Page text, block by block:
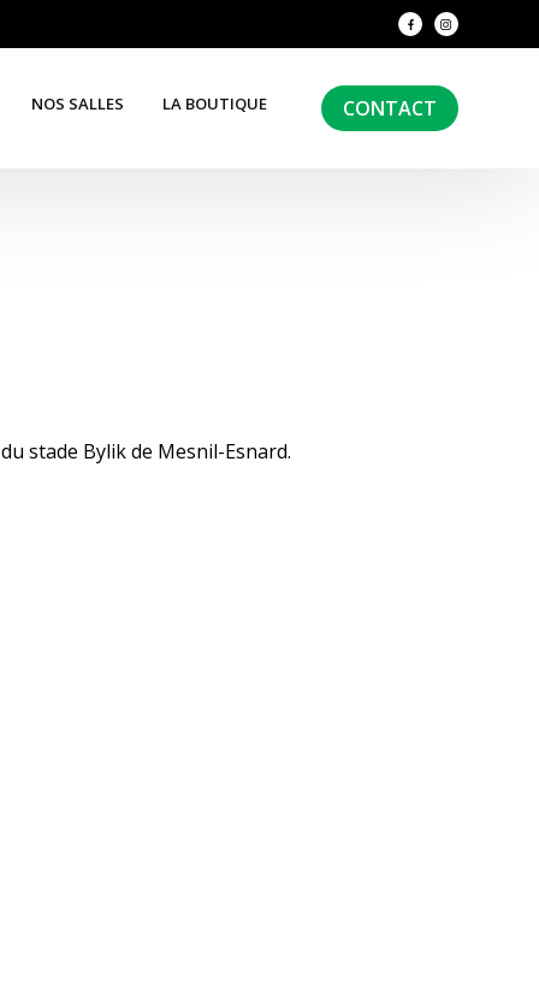
NOS SALLES LA BOUTIQUE CONTACT
stade Bylik de Mesnil-Esnard.